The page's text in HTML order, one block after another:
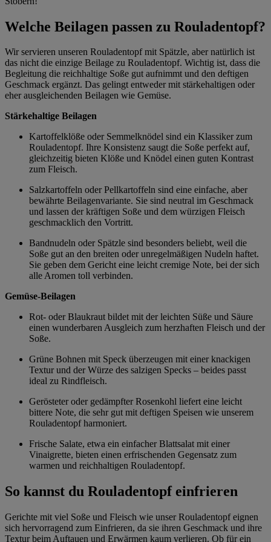
Welche Beilagen passen zu Rouladentopf?
Wir servieren unseren Rouladentopf mit Spätzle, aber natürlich ist
das nicht die einzige Beilage zu Rouladentopf. Wichtig ist, dass die
Begleitung die reichhaltige Soße gut aufnimmt und den deftigen
Geschmack ergänzt. Das gelingt entweder mit stärkehaltigen oder
eher ausgleichenden Beilagen wie Gemüse.
Stärkehaltige Beilagen
Kartoffelklöße oder Semmelknödel sind ein Klassiker zum
Rouladentopf. Ihre Konsistenz saugt die Soße perfekt auf,
gleichzeitig bieten Klöße und Knödel einen guten Kontrast
zum Fleisch.
Salzkartoffeln oder Pellkartoffeln sind eine einfache, aber
bewährte Beilagenvariante. Sie sind neutral im Geschmack
und lassen der kräftigen Soße und dem würzigen Fleisch
geschmacklich den Vortritt.
Bandnudeln oder Spätzle sind besonders beliebt, weil die
Soße gut an den breiten oder unregelmäßigen Nudeln haftet.
Sie geben dem Gericht eine leicht cremige Note, bei der sich
alle Aromen toll verbinden.
Gemüse-Beilagen
Rot- oder Blaukraut bildet mit der leichten Süße und Säure
einen wunderbaren Ausgleich zum herzhaften Fleisch und der
Soße.
Grüne Bohnen mit Speck überzeugen mit einer knackigen
Textur und der Würze des salzigen Specks – beides passt
ideal zu Rindfleisch.
Gerösteter oder gedämpfter Rosenkohl liefert eine leicht
bittere Note, die sehr gut mit deftigen Speisen wie unserem
Rouladentopf harmoniert.
Frische Salate, etwa ein einfacher Blattsalat mit einer
Vinaigrette, bieten einen erfrischenden Gegensatz zum
warmen und reichhaltigen Rouladentopf.
So kannst du Rouladentopf einfrieren
Gerichte mit viel Soße und Fleisch wie unser Rouladentopf eignen
sich hervorragend zum Einfrieren, da sie ihren Geschmack und ihre
Textur beim Auftauen und Erwärmen kaum verlieren. Ob für ein